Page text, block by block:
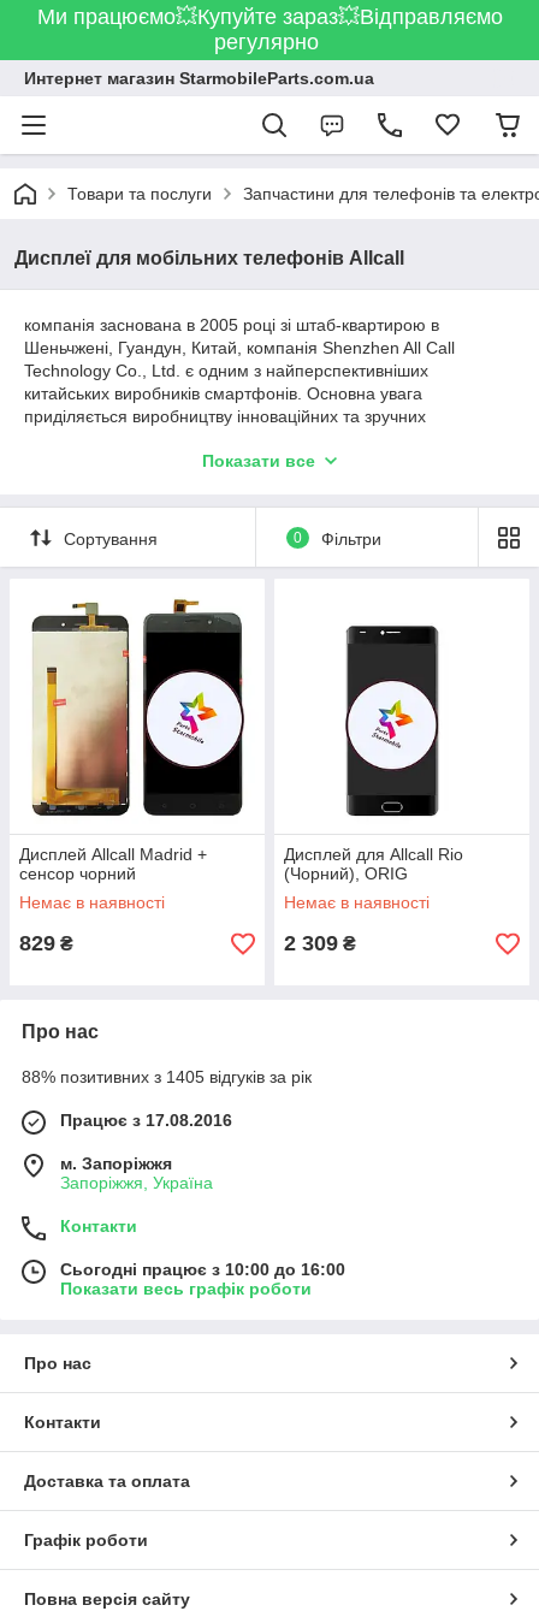
Ми працюємо💥Купуйте зараз💥Відправляємо
регулярно
Интернет магазин StarmobileParts.com.ua
Товари та послуги Запчастини для телефонів та
Дисплеї для мобільних телефонів Allcall
компанія заснована в 2005 році зі штаб-квартирою в
Шеньчжені, Гуандун, Китай, компанія Shenzhen All Call
Technology Co., Ltd. є одним з найперспективніших
китайських виробників смартфонів. Основна увага
приділяється виробництву інноваційних та зручних
чудовою продуктивністю. Раніше компанія обслуговувала
операторів, в основному надаючи індивідуальні послуги
OEM, ODM для висококласних клієнтів. Охоплює понад 200
країн та регіонів Південній Азії, Близького Сходу, Африки,
досягненням в області технологій та суспільства, а також
появи смартфонів і планшетних комп'ютерів компанія
запустила новий бренд AllCall. Компанія завжди
дотримується принципу «якість - єдина гарантія бренду» як
кінцевої мети.
Показати все
Сортування 0 Фільтри
Дисплей Allcall Madrid +
сенсор чорний
Немає в наявності
829 ₴
Дисплей для Allcall Rio
(Чорний), ORIG
Немає в наявності
2 309 ₴
Про нас
88% позитивних з 1405 відгуків за рік
Працює з 17.08.2016
м. Запоріжжя
Запоріжжя, Україна
Контакти
Сьогодні працює з 10:00 до 16:00
Показати весь графік роботи
Про нас
Контакти
Доставка та оплата
Графік роботи
Повна версія сайту